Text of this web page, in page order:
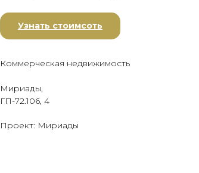
Узнать стоимсоть
Коммерческая недвижимость
Мириады,
ГП-72.106, 4
Проект: Мириады